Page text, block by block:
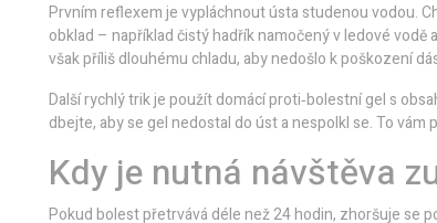
Prvním reflexem je vypláchnout ústa studenou vodou.
obklad – například čistý hadřík namočený v ledové
však příliš dlouhému chladu, aby nedošlo k poškození
Další rychlý trik je použít domácí proti‑bolestní gel s
dbejte, aby se gel nedostal do úst a nespolkl se. To
Kdy je nutná návštěva
Pokud bolest přetrvává déle než 24 hodin, zhoršuje se